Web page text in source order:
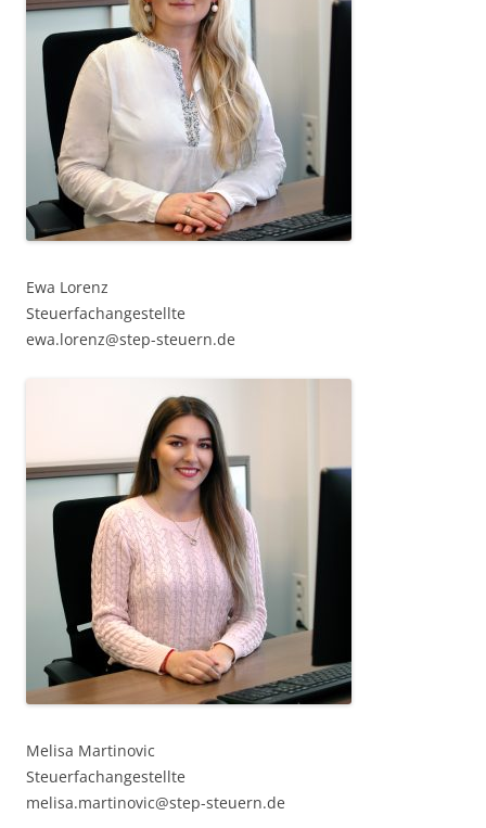
Ewa Lorenz
Steuerfachangestellte
ewa.lorenz@step-steuern.de
Melisa Martinovic
Steuerfachangestellte
melisa.martinovic@step-steuern.de